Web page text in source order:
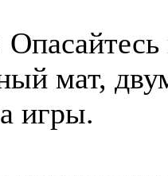
Опасайтесь
мат,
игры.